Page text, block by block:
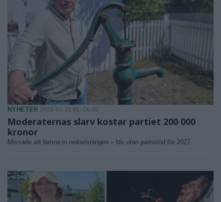
NYHETER 2026-07-31 KL. 06:00
Moderaternas slarv kostar partiet 200 000
kronor
Missade att lämna in redovisningen – blir utan partistöd för 2027.